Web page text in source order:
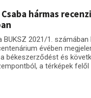
hármas
BUKSZ 2021/1.
évében
a békeszerződést és
a térképek felől